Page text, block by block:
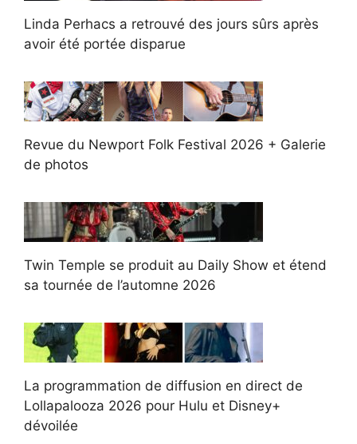
Linda Perhacs a retrouvé des jours sûrs après
avoir été portée disparue
Revue du Newport Folk Festival 2026 + Galerie
de photos
Twin Temple se produit au Daily Show et étend
sa tournée de l’automne 2026
La programmation de diffusion en direct de
Lollapalooza 2026 pour Hulu et Disney+
dévoilée